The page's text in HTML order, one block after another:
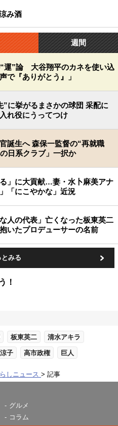
み酒
週間
運”論 大谷翔平のカネを使い込
で『ありがとう』」
”に挙がるまさかの球団 采配に
れ役にうってつけ
誕生へ 森保一監督の“再就職
日系クラブ」一択か
」に大貢献…妻・水卜麻美アナ
「にこやかな」近況
人の代表」亡くなった板東英二
いたプロデューサーの名前
とみる
！
板東英二 清水アキラ
子 高市政権 巨人
しニュース 記事
グルメ
コラム